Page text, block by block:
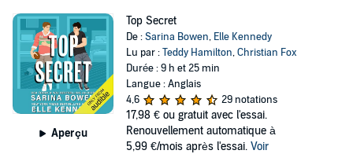
Aperçu
Top Secret
De :Sarina Bowen, Elle Kennedy
Lu par :Teddy Hamilton,Christian Fox
Durée : 9 h et 25 min
Langue : Anglais
4,6
29 notations
17,98 € ou gratuit avec l'essai.
Renouvellement automatique à
5,99 €/mois après l'essai. Voir